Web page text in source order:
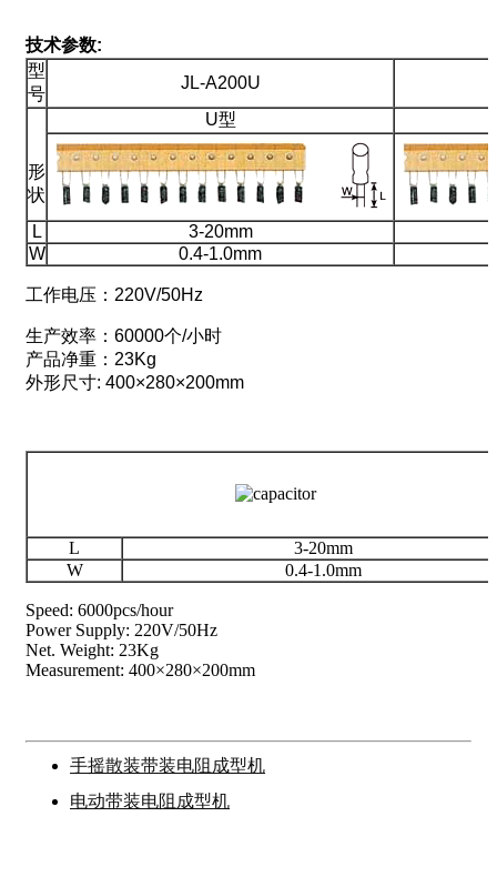
技术参数:
型
号
JL-A200U
形
状
U型
L
3-20mm
W
0.4-1.0mm
工作电压：220V/50Hz
生产效率：60000个/小时
产品净重：23Kg
外形尺寸: 400×280×200mm
L
3-20mm
W
0.4-1.0mm
Speed: 6000pcs/hour
Power Supply: 220V/50Hz
Net. Weight: 23Kg
Measurement: 400×280×200mm
手摇散装带装电阻成型机
电动带装电阻成型机